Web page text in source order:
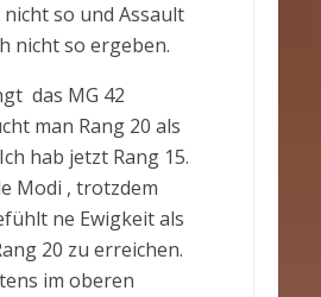
so und Assault
nicht so ergeben.
das MG 42
man Rang 20 als
hab jetzt Rang 15.
Modi , trotzdem
ne Ewigkeit als
20 zu erreichen.
im oberen